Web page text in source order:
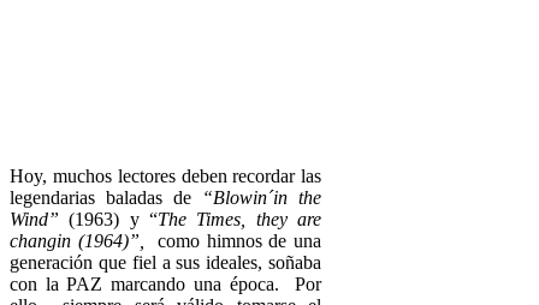
Hoy, muchos lectores deben recordar las
legendarias baladas de
“Blowin´in the
Wind” (1963) y “The Times, they are
changin (1964)”,
como himnos de una
generación que fiel a sus ideales, soñaba
con la PAZ marcando una época. Por